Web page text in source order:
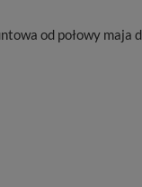
od połowy maja